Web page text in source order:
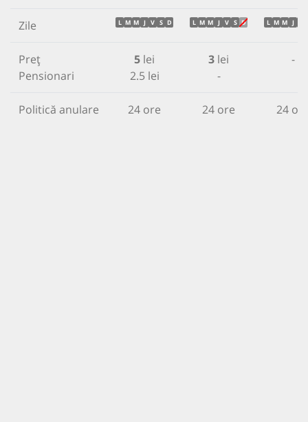
Zile L M M J V S D L M M J V S D L M M J
Preț
Pensionari
5 lei
2.5 lei
3 lei
-
-
Politică anulare 24 ore 24 ore 24